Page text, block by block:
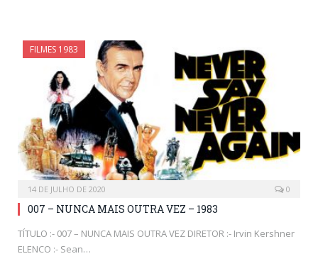
FILMES 1983
14 DE JULHO DE 2020 0
007 – NUNCA MAIS OUTRA VEZ – 1983
TÍTULO :- 007 – NUNCA MAIS OUTRA VEZ DIRETOR :- Irvin Kershner
ELENCO :- Sean…